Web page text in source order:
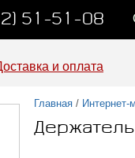
51-51-08
и оплата
Главная / Интернет-